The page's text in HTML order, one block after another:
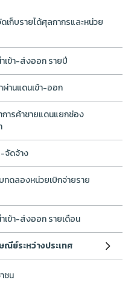
เก็บรายได้ศุลกากรและหน่วย
เข้า-ส่งออก รายปี
านแดนเข้า-ออก
ารค้าชายแดนแยกช่อง
จัดจ้าง
ทดลองหน่วยเบิกจ่ายราย
เข้า-ส่งออก รายเดือน
ย์ระหว่างประเทศ
ชน